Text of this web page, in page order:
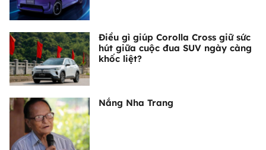
Điều gì giúp Corolla Cross giữ sức
hút giữa cuộc đua SUV ngày càng
khốc liệt?
Nắng Nha Trang